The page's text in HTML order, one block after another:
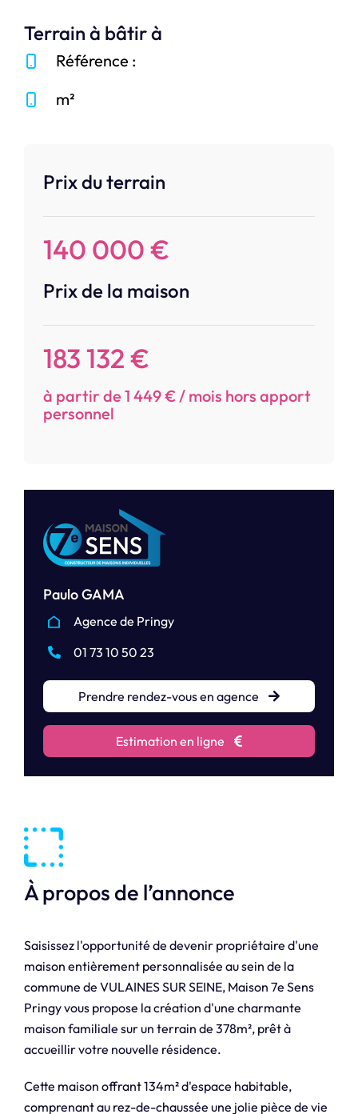
Prix du terrain
140 000 €
Prix de la maison
183 132 €
à partir de 1 449 € / mois hors apport
personnel
Paulo GAMA
Agence de Pringy
01 73 10 50 23
Prendre rendez-vous en agence
Estimation en ligne
Terrain à bâtir à
Référence :
m²
À propos de l’annonce
Saisissez l'opportunité de devenir propriétaire d'une
maison entièrement personnalisée au sein de la
commune de VULAINES SUR SEINE, Maison 7e Sens
Pringy vous propose la création d'une charmante
maison familiale sur un terrain de 378m², prêt à
accueillir votre nouvelle résidence.
Cette maison offrant 134m² d'espace habitable,
comprenant au rez-de-chaussée une jolie pièce de vie